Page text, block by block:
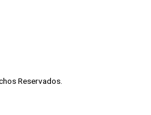
Reservados.